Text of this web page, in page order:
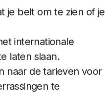
je belt om te zien of je
internationale
laten slaan.
naar de tarieven voor
te